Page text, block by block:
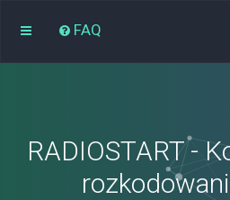
FAQ
RADIOSTART -